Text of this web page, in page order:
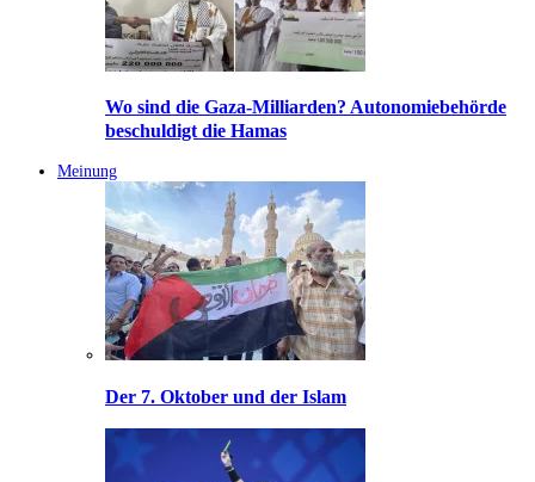
Wo sind die Gaza-Milliarden? Autonomiebehörde
beschuldigt die Hamas
Meinung
Der 7. Oktober und der Islam